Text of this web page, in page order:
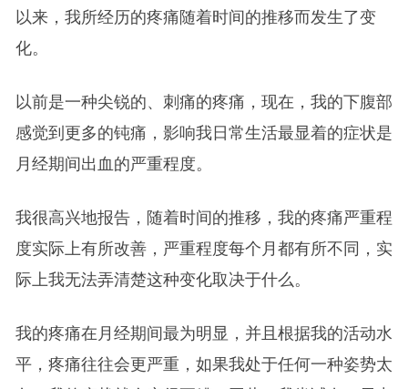
以来，我所经历的疼痛随着时间的推移而发生了变
化。
以前是一种尖锐的、刺痛的疼痛，现在，我的下腹部
感觉到更多的钝痛，影响我日常生活最显着的症状是
月经期间出血的严重程度。
我很高兴地报告，随着时间的推移，我的疼痛严重程
度实际上有所改善，严重程度每个月都有所不同，实
际上我无法弄清楚这种变化取决于什么。
我的疼痛在月经期间最为明显，并且根据我的活动水
平，疼痛往往会更严重，如果我处于任何一种姿势太